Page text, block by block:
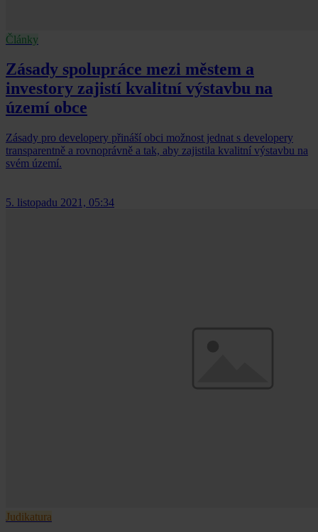
Články
Zásady spolupráce mezi městem a
investory zajistí kvalitní výstavbu na
území obce
Zásady pro developery přináší obci možnost jednat s developery
transparentně a rovnoprávně a tak, aby zajistila kvalitní výstavbu na
svém území.
5. listopadu 2021, 05:34
Judikatura